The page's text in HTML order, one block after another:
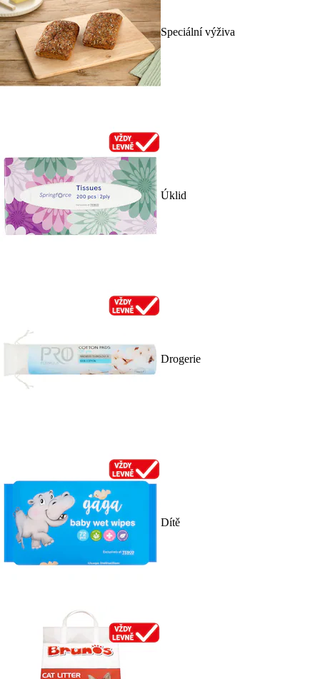
Speciální výživa
Úklid
Drogerie
Dítě